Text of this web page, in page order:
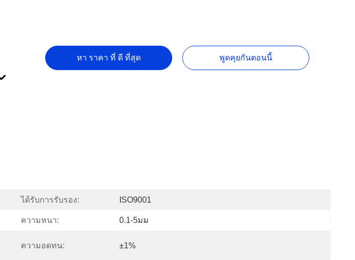
หา ราคา ที่ ดี ที่สุด พูดคุยกันตอนนี้
ได้รับการรับรอง: ISO9001
ความหนา: 0.1-5มม
ความอดทน: ±1%